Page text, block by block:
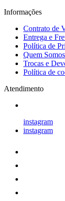
Informações
Contrato de
Entrega e
Política de
Quem Somos
Trocas e
Política de
Atendimento
instagram
instagram